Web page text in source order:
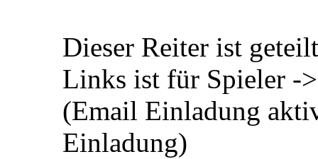
Dieser Reiter ist
Links ist für Spieler -
(Email Einladung
Einladung)